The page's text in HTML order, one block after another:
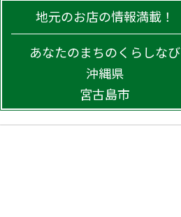
地元のお店の情報満載！
あなたのまちのくらしなび
沖縄県
宮古島市